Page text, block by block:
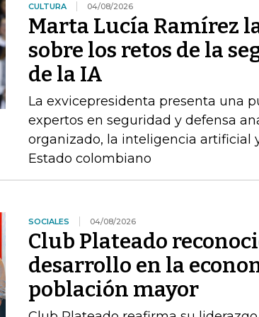
CULTURA 04/08/2026
Marta Lucía Ramírez
sobre los retos de la
de la IA
La exvicepresidenta presenta una
expertos en seguridad y defensa
organizado, la inteligencia artificial
Estado colombiano
SOCIALES 04/08/2026
Club Plateado
desarrollo en la
población mayor